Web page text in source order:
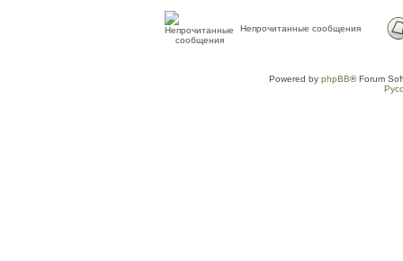
Непрочитанные сообщения
Powered by phpBB® Forum